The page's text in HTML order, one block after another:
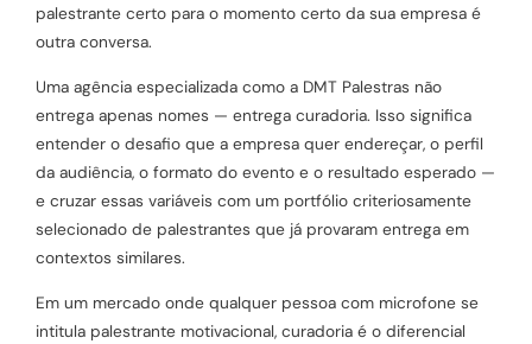
palestrante certo para o momento certo da sua empresa é
outra conversa.
Uma agência especializada como a DMT Palestras não
entrega apenas nomes — entrega curadoria. Isso significa
entender o desafio que a empresa quer endereçar, o perfil
da audiência, o formato do evento e o resultado esperado —
e cruzar essas variáveis com um portfólio criteriosamente
selecionado de palestrantes que já provaram entrega em
contextos similares.
Em um mercado onde qualquer pessoa com microfone se
intitula palestrante motivacional, curadoria é o diferencial